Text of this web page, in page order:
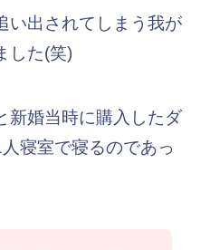
い出されてしまう我が
した(笑)
新婚当時に購入したダ
寝室で寝るのであっ